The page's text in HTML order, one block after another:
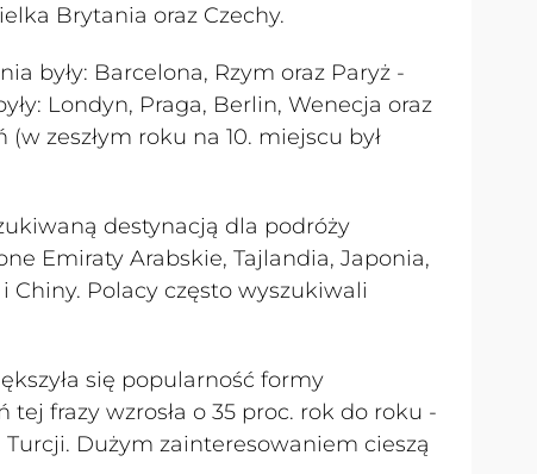
Brytania oraz Czechy.
były: Barcelona, Rzym oraz Paryż -
Londyn, Praga, Berlin, Wenecja oraz
zeszłym roku na 10. miejscu był
destynacją dla podróży
Emiraty Arabskie, Tajlandia, Japonia,
Chiny. Polacy często wyszukiwali
się popularność formy
frazy wzrosła o 35 proc. rok do roku -
Dużym zainteresowaniem cieszą